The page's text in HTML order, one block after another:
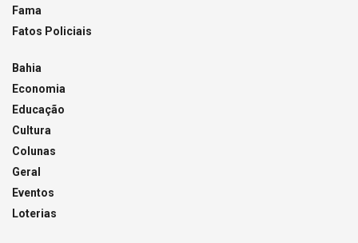
Fama
Fatos Policiais
Bahia
Economia
Educação
Cultura
Colunas
Geral
Eventos
Loterias